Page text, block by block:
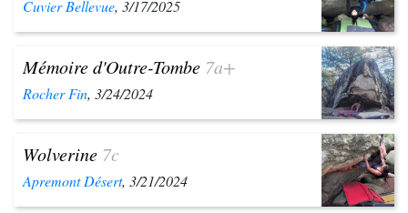
Cuvier Bellevue, 3/17/2025
Mémoire d'Outre-Tombe 7a+
Rocher Fin, 3/24/2024
Wolverine 7c
Apremont Désert, 3/21/2024